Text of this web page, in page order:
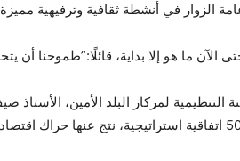
في أنشطة ثقافية وترفيهية
الآن ما هو إلا بداية، قائلًا:”طموحنا
لمركاز البلد الأمين، الأستاذ